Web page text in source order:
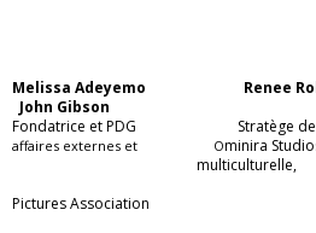
Melissa Adeyemo
Renee
John Gibson
Fondatrice et PDG Stratège de
affaires externes et Ominira
multiculturelle,
Pictures Association